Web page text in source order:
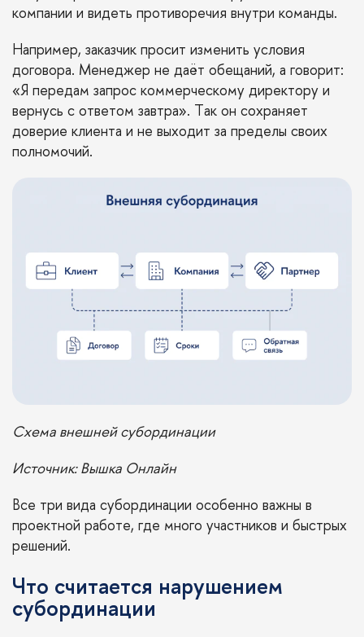
компании и видеть противоречия внутри команды.
Например, заказчик просит изменить условия
договора. Менеджер не даёт обещаний, а говорит:
«Я передам запрос коммерческому директору и
вернусь с ответом завтра». Так он сохраняет
доверие клиента и не выходит за пределы своих
полномочий.
Схема внешней субординации
Источник: Вышка Онлайн
Все три вида субординации особенно важны в
проектной работе, где много участников и быстрых
решений.
Что считается нарушением
субординации